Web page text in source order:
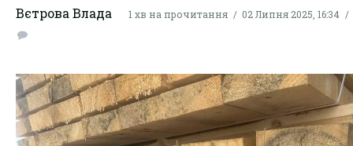
Вєтрова Влада 1 хв на прочитання 02 Липня 2025, 16:34